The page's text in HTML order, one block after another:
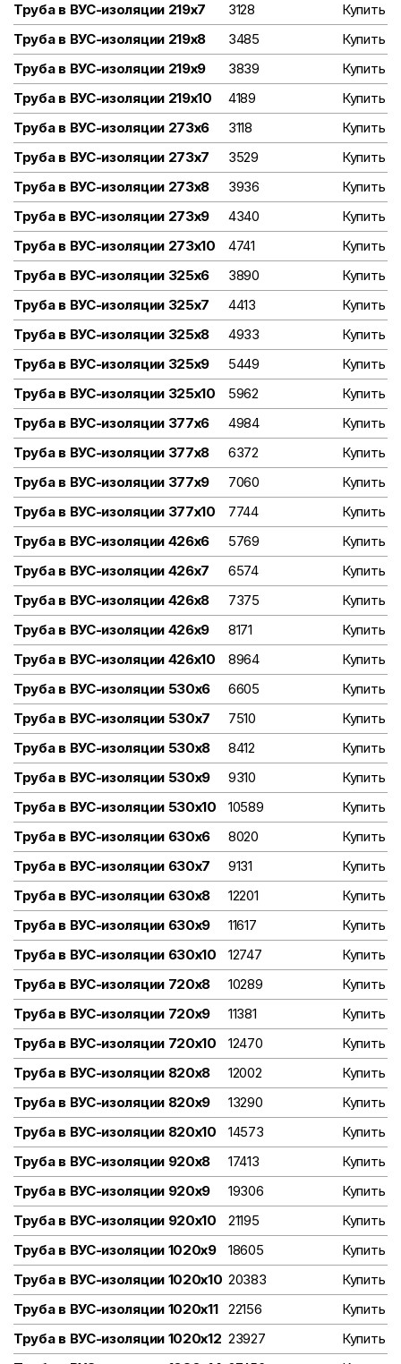
Труба в ВУС-изоляции 219х7
3128
Купить
Труба в ВУС-изоляции 219х8
3485
Купить
Труба в ВУС-изоляции 219х9
3839
Купить
Труба в ВУС-изоляции 219х10
4189
Купить
Труба в ВУС-изоляции 273х6
3118
Купить
Труба в ВУС-изоляции 273х7
3529
Купить
Труба в ВУС-изоляции 273х8
3936
Купить
Труба в ВУС-изоляции 273х9
4340
Купить
Труба в ВУС-изоляции 273х10
4741
Купить
Труба в ВУС-изоляции 325х6
3890
Купить
Труба в ВУС-изоляции 325х7
4413
Купить
Труба в ВУС-изоляции 325х8
4933
Купить
Труба в ВУС-изоляции 325х9
5449
Купить
Труба в ВУС-изоляции 325х10
5962
Купить
Труба в ВУС-изоляции 377х6
4984
Купить
Труба в ВУС-изоляции 377х8
6372
Купить
Труба в ВУС-изоляции 377х9
7060
Купить
Труба в ВУС-изоляции 377х10
7744
Купить
Труба в ВУС-изоляции 426х6
5769
Купить
Труба в ВУС-изоляции 426х7
6574
Купить
Труба в ВУС-изоляции 426х8
7375
Купить
Труба в ВУС-изоляции 426х9
8171
Купить
Труба в ВУС-изоляции 426х10
8964
Купить
Труба в ВУС-изоляции 530х6
6605
Купить
Труба в ВУС-изоляции 530х7
7510
Купить
Труба в ВУС-изоляции 530х8
8412
Купить
Труба в ВУС-изоляции 530х9
9310
Купить
Труба в ВУС-изоляции 530х10
10589
Купить
Труба в ВУС-изоляции 630х6
8020
Купить
Труба в ВУС-изоляции 630х7
9131
Купить
Труба в ВУС-изоляции 630х8
12201
Купить
Труба в ВУС-изоляции 630х9
11617
Купить
Труба в ВУС-изоляции 630х10
12747
Купить
Труба в ВУС-изоляции 720х8
10289
Купить
Труба в ВУС-изоляции 720х9
11381
Купить
Труба в ВУС-изоляции 720х10
12470
Купить
Труба в ВУС-изоляции 820х8
12002
Купить
Труба в ВУС-изоляции 820х9
13290
Купить
Труба в ВУС-изоляции 820х10
14573
Купить
Труба в ВУС-изоляции 920х8
17413
Купить
Труба в ВУС-изоляции 920х9
19306
Купить
Труба в ВУС-изоляции 920х10
21195
Купить
Труба в ВУС-изоляции 1020х9
18605
Купить
Труба в ВУС-изоляции 1020х10 20383
Купить
Труба в ВУС-изоляции 1020х11 22156
Купить
Труба в ВУС-изоляции 1020х12 23927
Купить